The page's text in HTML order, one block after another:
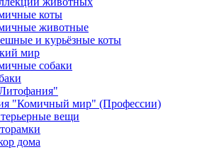
коты
животные
и курьёзные коты
мир
собаки
"Комичный мир" (Профессии)
вещи
дома